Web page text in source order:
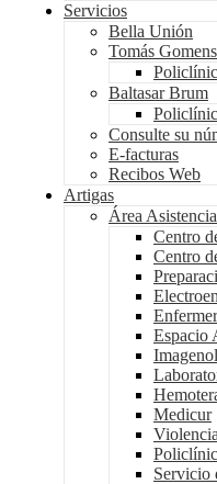
Servicios
Bella Unión
Tomás
Baltasar Brum
Consulte su
E-facturas
Recibos Web
Artigas
Área
Centro
Centro
Espacio
Medicur
Servicio